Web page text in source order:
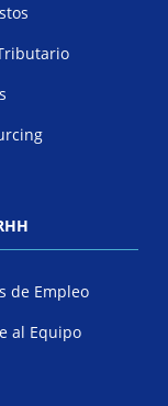
de Empleo
al Equipo